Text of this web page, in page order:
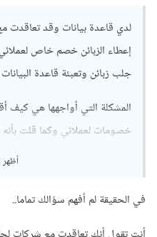
لدي قاعدة بيانات وقد تعاقدت
إعطاء الزبائن خصم خاص
جلب زبائن وتعبئة قاعدة
المشكلة التي أواجهها هي كيف
خصومات لعملائي وكما قلت
كيف أقنعهم بذلك أرجوا إفادتي
أظهر
في الحقيقة لم أفهم سؤالك تماما..